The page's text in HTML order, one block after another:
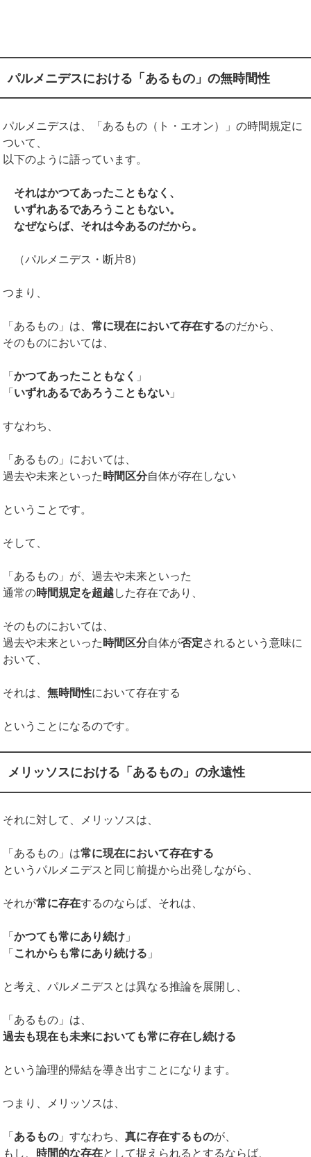
パルメニデスにおける「あるもの」の無時間性
パルメニデスは、「あるもの（ト・エオン）」の時間規定に
ついて、
以下のように語っています。
それはかつてあったこともなく、
いずれあるであろうこともない。
なぜならば、それは今あるのだから。
（パルメニデス・断片8）
つまり、
「あるもの」は、常に現在において存在するのだから、
そのものにおいては、
「かつてあったこともなく
」
「 いずれあるであろうこともない 」
すなわち、
「あるもの」においては、
過去や未来といった 時間区分自体が存在しない
ということです。
そして、
「あるもの」が、過去や未来といった
通常の時間規定を超越した存在であり、
そのものにおいては、
過去や未来といった 時間区分自体が否定されるという意味に
おいて、
それは、無時間性において存在する
ということになるのです。
メリッソスにおける「あるもの」の永遠性
それに対して、メリッソスは、
「あるもの」は常に現在において存在する
というパルメニデスと同じ前提から出発しながら、
それが常に存在するのならば、それは、
「かつても常にあり続け 」
「 これからも常にあり続ける 」
と考え、パルメニデスとは異なる推論を展開し、
「あるもの」は、
過去も現在も未来においても常に存在し続ける
という論理的帰結を導き出すことになります。
つまり、メリッソスは、
「 あるもの 」すなわち、真に存在するものが、
もし、 時間的な存在として捉えられるとするならば、